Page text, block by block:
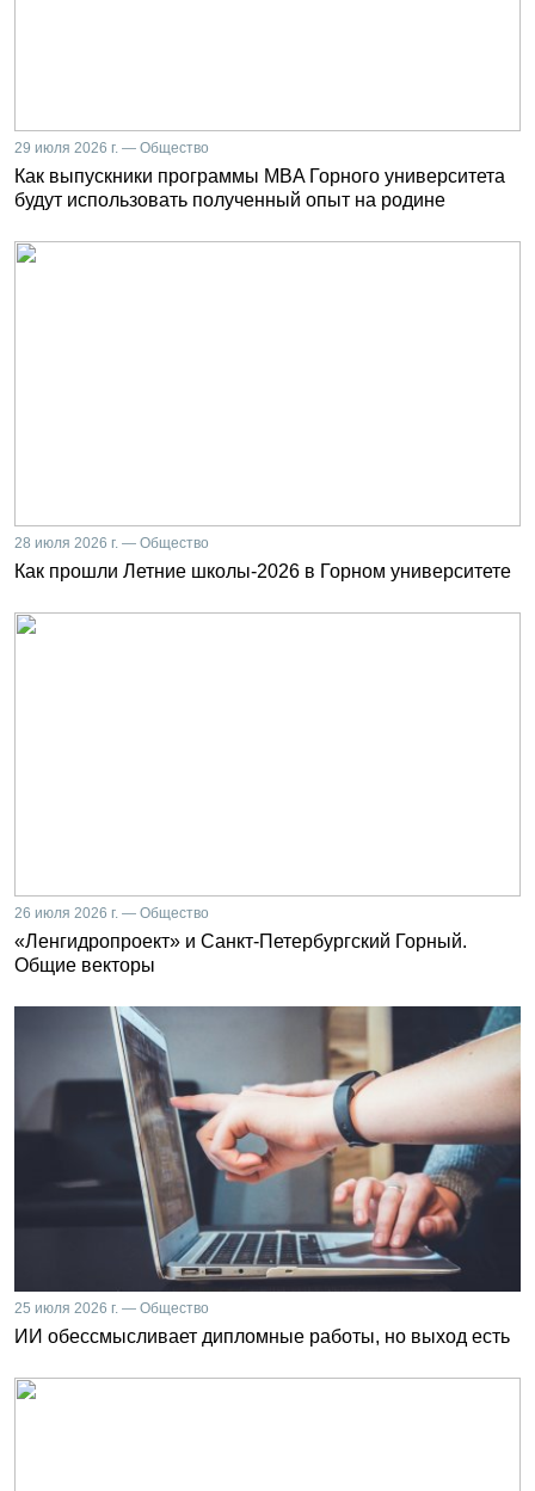
29 июля 2026 г. — Общество
Как выпускники программы MBA Горного университета
будут использовать полученный опыт на родине
28 июля 2026 г. — Общество
Как прошли Летние школы-2026 в Горном университете
26 июля 2026 г. — Общество
«Ленгидропроект» и Санкт-Петербургский Горный.
Общие векторы
25 июля 2026 г. — Общество
ИИ обессмысливает дипломные работы, но выход есть